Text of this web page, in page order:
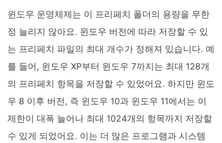
윈도우 운영체제는 이 프리페치 폴더의 용량을 무한
정 늘리지 않아요. 윈도우 버전에 따라 저장할 수 있
는 프리페치 파일의 최대 개수가 정해져 있습니다. 예
를 들어, 윈도우 XP부터 윈도우 7까지는 최대 128개
의 프리페치 항목을 저장할 수 있었어요. 하지만 윈도
우 8 이후 버전, 즉 윈도우 10과 윈도우 11에서는 이
제한이 대폭 늘어나 최대 1024개의 항목까지 저장할
수 있게 되었어요. 이는 더 많은 프로그램과 시스템